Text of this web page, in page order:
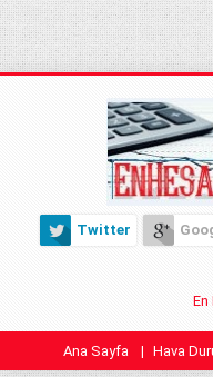
Twitter
En
Ana Sayfa Hava